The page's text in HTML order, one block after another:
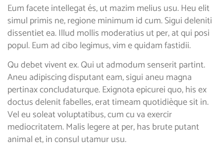
Eum facete intellegat és, ut mazim melius usu. Heu elit
simul primis ne, regione minimum id cum. Sigui deleniti
dissentiet ea. Illud mollis moderatius ut per, at qui posi
popul. Eum ad cibo legimus, vim e quidam fastidii.
Qu debet vivent ex. Qui ut admodum senserit partint.
Aneu adipiscing disputant eam, sigui aneu magna
pertinax concludaturque. Exignota epicurei quo, his ex
doctus delenit fabelles, erat timeam quotidièque sit in.
Vel eu soleat voluptatibus, cum cu va exercir
mediocritatem. Malis legere at per, has brute putant
animal et, in consul utamur usu.